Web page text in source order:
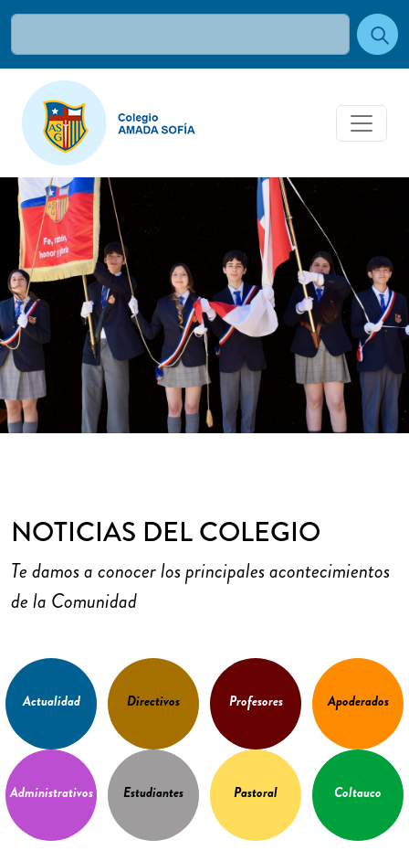
NOTICIAS DEL COLEGIO
Te damos a conocer los principales acontecimientos
de la Comunidad
Actualidad Directivos Profesores Apoderados
Administrativos Estudiantes Pastoral Coltauco